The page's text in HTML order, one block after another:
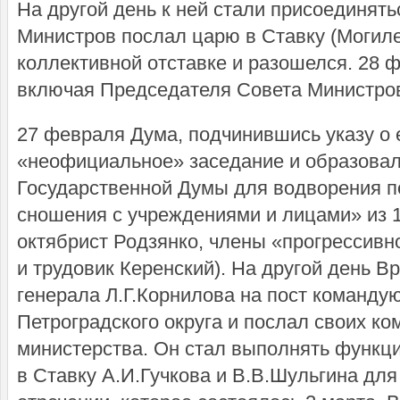
На другой день к ней стали
Министров послал царю в Ставку
коллективной отставке и разошелся. 28
включая Председателя Совета
27 февраля Дума, подчинившись указу о
«неофициальное» заседание и
Государственной Думы для водворения
сношения с учреждениями и лицами» из
октябрист Родзянко, члены
и трудовик Керенский). На другой день
генерала Л.Г.Корнилова на пост
Петроградского округа и послал своих
министерства. Он стал выполнять
в Ставку А.И.Гучкова и В.В.Шульгина